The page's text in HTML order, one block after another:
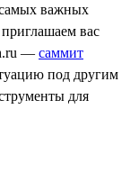
важных
вас
— саммит
под другим
для